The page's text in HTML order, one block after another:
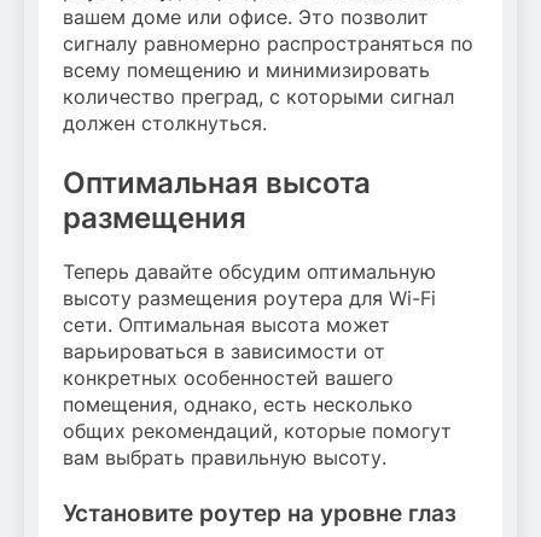
вашем доме или офисе. Это позволит
сигналу равномерно распространяться по
всему помещению и минимизировать
количество преград, с которыми сигнал
должен столкнуться.
Оптимальная высота
размещения
Теперь давайте обсудим оптимальную
высоту размещения роутера для Wi-Fi
сети. Оптимальная высота может
варьироваться в зависимости от
конкретных особенностей вашего
помещения, однако, есть несколько
общих рекомендаций, которые помогут
вам выбрать правильную высоту.
Установите роутер на уровне глаз